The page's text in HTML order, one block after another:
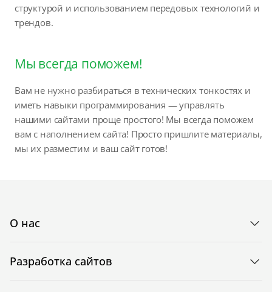
структурой и использованием передовых технологий и
трендов.
Мы всегда поможем!
Вам не нужно разбираться в технических тонкостях и
иметь навыки программирования — управлять
нашими сайтами проще простого! Мы всегда поможем
вам с наполнением сайта! Просто пришлите материалы,
мы их разместим и ваш сайт готов!
О нас
Разработка сайтов